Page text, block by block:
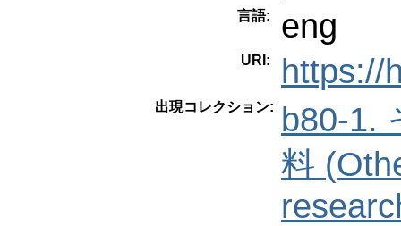
言語: eng
URI: https://
出現コレクション:
b80-1.
料